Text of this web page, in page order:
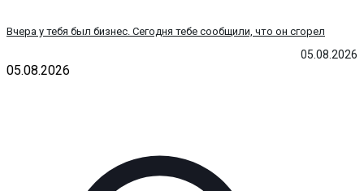
05.08.2026
Вчера у тебя был бизнес. Сегодня тебе сообщили, что он сгорел
05.08.2026